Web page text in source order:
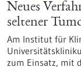
Neues
seltener
Am Institut für
zum Einsatz, mit